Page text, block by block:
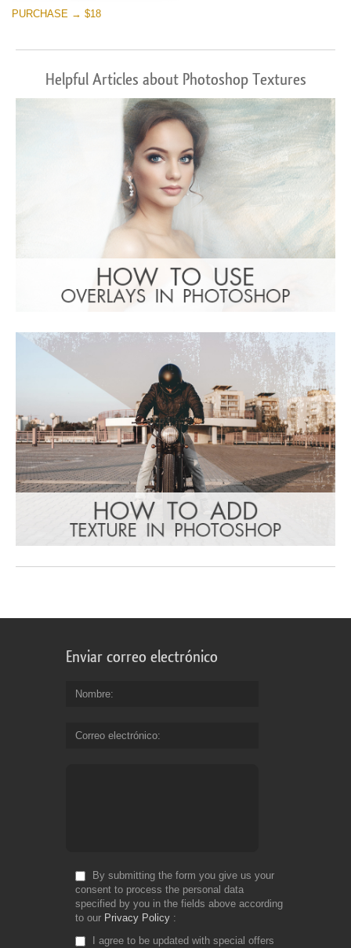
PURCHASE → $18
Helpful Articles about Photoshop Textures
Enviar correo electrónico
Nombre
Correo electrónico
By submitting the form you give us your
consent to process the personal data
specified by you in the fields above according
to our Privacy Policy
I agree to be updated with special offers